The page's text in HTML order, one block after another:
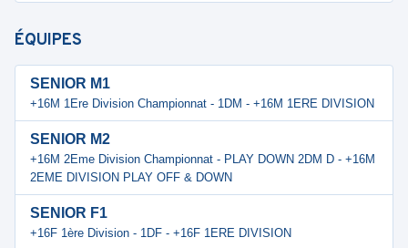
ÉQUIPES
SENIOR M1
+16M 1Ere Division Championnat - 1DM - +16M 1ERE DIVISION
SENIOR M2
+16M 2Eme Division Championnat - PLAY DOWN 2DM D - +16M
2EME DIVISION PLAY OFF & DOWN
SENIOR F1
+16F 1ère Division - 1DF - +16F 1ERE DIVISION